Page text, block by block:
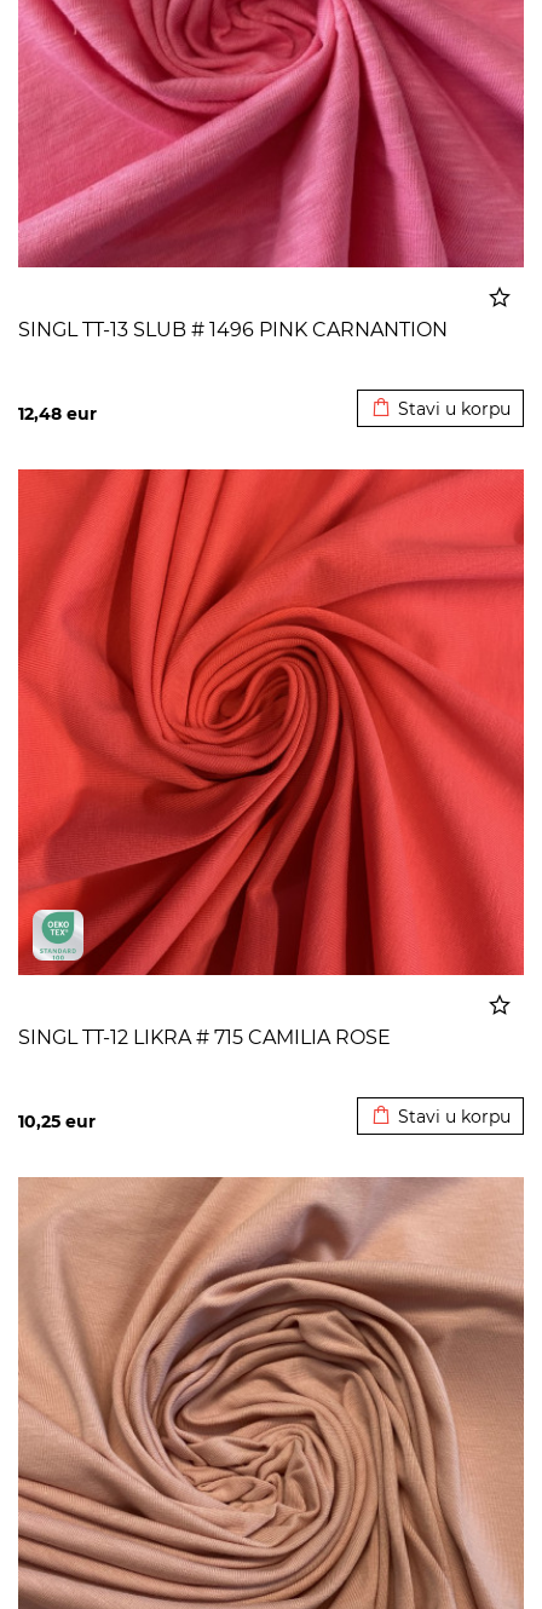
SINGL TT-13 SLUB # 1496 PINK CARNANTION
12,48 eur Stavi u korpu
SINGL TT-12 LIKRA # 715 CAMILIA ROSE
10,25 eur Stavi u korpu